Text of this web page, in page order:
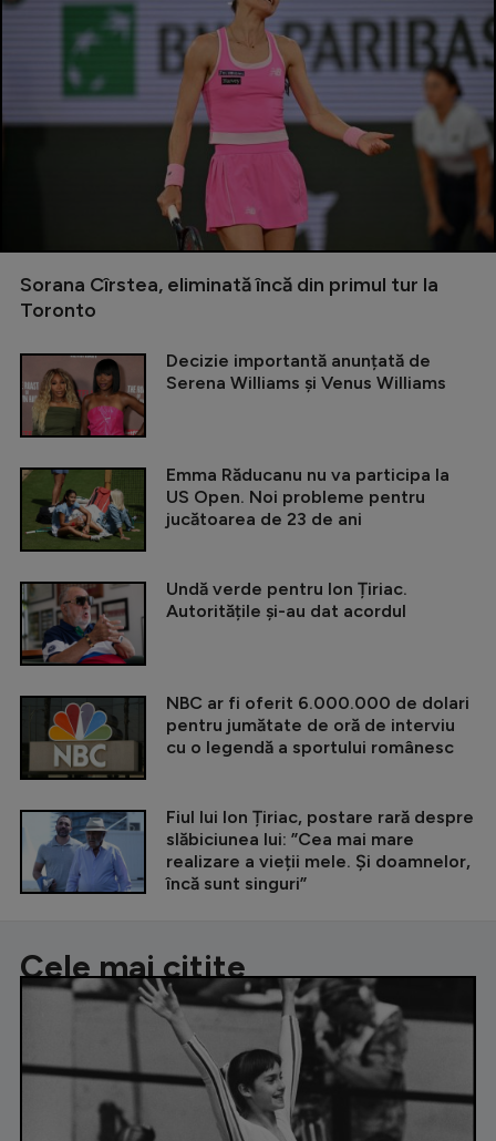
Sorana Cîrstea, eliminată încă din primul tur la
Toronto
Decizie importantă anunțată de
Serena Williams și Venus Williams
Emma Răducanu nu va participa la
US Open. Noi probleme pentru
jucătoarea de 23 de ani
Undă verde pentru Ion Țiriac.
Autoritățile și-au dat acordul
NBC ar fi oferit 6.000.000 de dolari
pentru jumătate de oră de interviu
cu o legendă a sportului românesc
Fiul lui Ion Țiriac, postare rară despre
slăbiciunea lui: ”Cea mai mare
realizare a vieții mele. Și doamnelor,
încă sunt singuri”
Cele mai citite